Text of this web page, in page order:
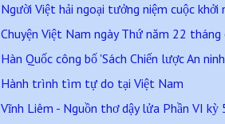
Người Việt hải ngoại tưởng niệm cuộc khởi
Chuyện Việt Nam ngày Thứ năm 22
Hàn Quốc công bố 'Sách Chiến lược An
Hành trình tìm tự do tại Việt Nam
Vĩnh Liêm - Nguồn thơ dậy lửa Phần VI kỳ